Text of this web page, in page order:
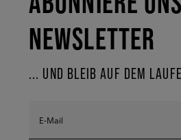
NEWSLETTER
... UND BLEIB AUF DEM
E-Mail